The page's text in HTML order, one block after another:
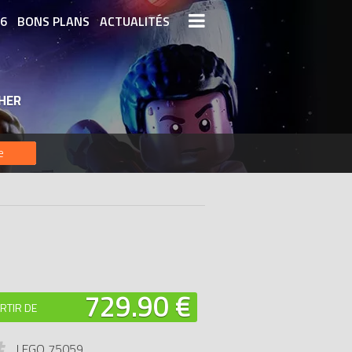
BONS PLANS ACTUALITÉS
LEGO LES PLUS CHERS
DERNIERS LEGO AJOUTÉS
DE 729.90 €